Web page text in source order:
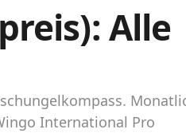
Alle
International Pro